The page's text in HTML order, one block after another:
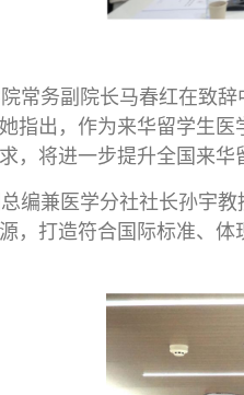
常务副院长马春红在致辞
指出，作为来华留学生
，将进一步提升全国来
编兼医学分社社长孙宇教
，打造符合国际标准、